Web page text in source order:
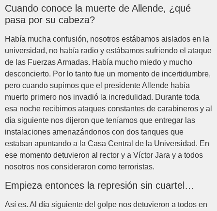
Cuando conoce la muerte de Allende, ¿qué
pasa por su cabeza?
Había mucha confusión, nosotros estábamos aislados en la
universidad, no había radio y estábamos sufriendo el ataque
de las Fuerzas Armadas. Había mucho miedo y mucho
desconcierto. Por lo tanto fue un momento de incertidumbre,
pero cuando supimos que el presidente Allende había
muerto primero nos invadió la incredulidad. Durante toda
esa noche recibimos ataques constantes de carabineros y al
día siguiente nos dijeron que teníamos que entregar las
instalaciones amenazándonos con dos tanques que
estaban apuntando a la Casa Central de la Universidad. En
ese momento detuvieron al rector y a Víctor Jara y a todos
nosotros nos consideraron como terroristas.
Empieza entonces la represión sin cuartel…
Así es. Al día siguiente del golpe nos detuvieron a todos en